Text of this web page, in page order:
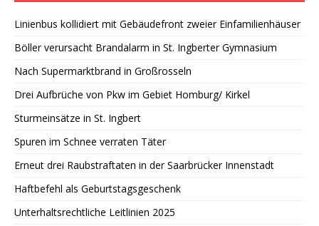
Linienbus kollidiert mit Gebäudefront zweier Einfamilienhäuser
Böller verursacht Brandalarm in St. Ingberter Gymnasium
Nach Supermarktbrand in Großrosseln
Drei Aufbrüche von Pkw im Gebiet Homburg/ Kirkel
Sturmeinsätze in St. Ingbert
Spuren im Schnee verraten Täter
Erneut drei Raubstraftaten in der Saarbrücker Innenstadt
Haftbefehl als Geburtstagsgeschenk
Unterhaltsrechtliche Leitlinien 2025